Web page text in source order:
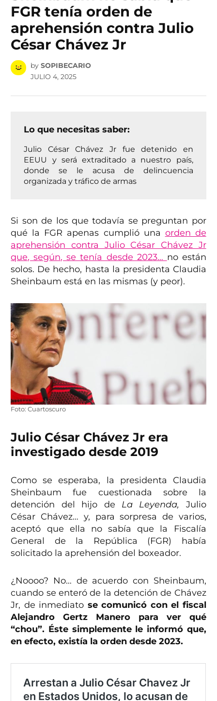
FGR tenía orden de
aprehensión contra Julio
César Chávez Jr
by SOPIBECARIO
JULIO 4, 2025
Lo que necesitas saber:
Julio César Chávez Jr fue detenido en
EEUU y será extraditado a nuestro país,
donde se le acusa de delincuencia
organizada y tráfico de armas
Si son de los que todavía se preguntan por
qué la FGR apenas cumplió una orden de
aprehensión contra Julio César Chávez Jr
que, según, se tenía desde 2023… no están
solos. De hecho, hasta la presidenta Claudia
Sheinbaum está en las mismas (y peor).
Foto: Cuartoscuro
Julio César Chávez Jr era
investigado desde 2019
Como se esperaba, la presidenta Claudia
Sheinbaum fue cuestionada sobre la
detención del hijo de La Leyenda, Julio
César Chávez… y, para sorpresa de varios,
aceptó que ella no sabía que la Fiscalía
General de la República (FGR) había
solicitado la aprehensión del boxeador.
¿Noooo? No… de acuerdo con Sheinbaum,
cuando se enteró de la detención de Chávez
Jr, de inmediato se comunicó con el fiscal
Alejandro Gertz Manero para ver qué
“chou”. Éste simplemente le informó que,
en efecto, existía la orden desde 2023.